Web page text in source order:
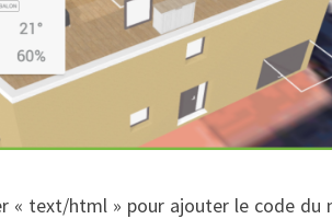
« text/html » pour ajouter le code du